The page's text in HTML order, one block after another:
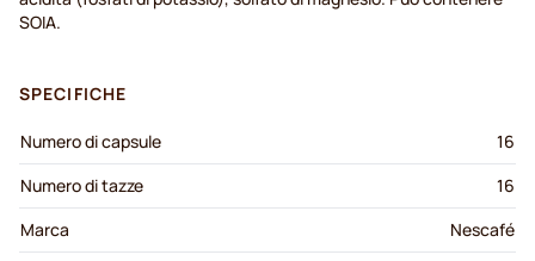
SOIA.
SPECIFICHE
Numero di capsule
16
Numero di tazze
16
Marca
Nescafé